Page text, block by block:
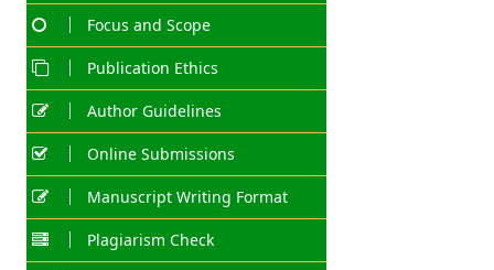
Focus and Scope
Publication Ethics
Author Guidelines
Online Submissions
Manuscript Writing Format
Plagiarism Check